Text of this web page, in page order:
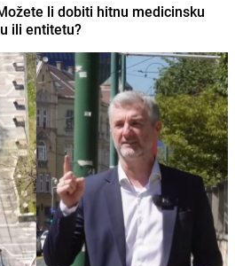
li dobiti hitnu medicinsku
ili entitetu?